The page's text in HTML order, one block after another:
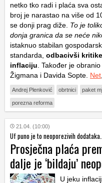
netko tko radi i plaća sva
broj je narastao na više od
se donji prag diže. To je
donja granica da se neće
istaknuo stabilan
standarda, odbacivši
inflaciju . Također je
Žigmana i Davida Sopte. Net
Andrej Plenković obrtnici paket
porezna reforma
21.04. (10:00)
Uf puno je to neoporezivih
Prosječna plaća
dalje je ‘bildaju’
U jeku